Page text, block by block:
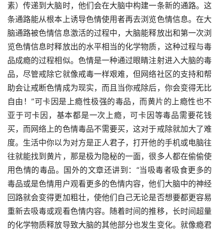
素）传递到大脑时，他们会在大脑中构建一条新的通路。这
条通路能从根本上诱导色情使用者再去浏览色情信息。在大
脑通路被色情信息激活的过程中，大脑能释放出和第一次浏
览色情信息时释放出的水平相当的化学物质，这种过程与毒
品成瘾的过程相似。色情是一种通过眼睛注射进入大脑的毒
品，尽管戒除它就像戒毒一样艰难，但网络社区的支持和帮
助会让戒断色情成为现实，而且当你戒除后，你会变得无比
自由！”可卡因是上瘾性极强的毒品，而黄片的上瘾性也不
亚于可卡因，基本都是一次上瘾，可卡因等毒品需要花钱
买，而网络上的色情毒品不需要买，这对于戒除就加大了难
度。生活中你以为对方是正人君子，打开他的手机或电脑往
往就能找到黄片，那是极为隐秘的一面，很多人都在偷偷使
用色情的毒品。国外的文章还讲到：“当吸毒者吸食更多的
毒品或是色情用户观看更多的色情内容，他们大脑中的神经
回路就会变得更加粗壮，使他们自己无论是否想要都更容易
重新去吸毒或观看色情内容。随着时间的推移，长时间超量
的化学物质释放导致大脑的其他部分也发生变化。就像瘾君